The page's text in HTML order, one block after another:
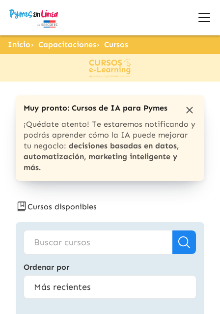
Inicio Capacitaciones Cursos
Muy pronto: Cursos de IA para Pymes
¡Quédate atento! Te estaremos notificando y
podrás aprender cómo la IA puede mejorar
tu negocio: decisiones basadas en datos,
automatización, marketing inteligente y
más.
Cursos disponibles
Ordenar por